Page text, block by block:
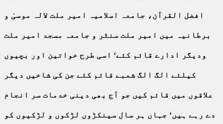
افضل القرآن، جامعہ اسلامیہ امیر ملت لالہ موسیٰ و
برطانیہ میں امیر ملت سنٹر و جامعہ مسجد امیر ملت
ودیگر ادارے قائم کئے‘ اسی طرح خواتین اور بچیوں
کیلئے الگ الگ شعبے قائم کئے جن کی شاخیں دیگر
علاقوں میں قائم کیں جو آج بھی دینی خدمات سر انجام
دے رہے ہیں‘ جہاں ہر سال سینکڑوں لڑکوں و لڑکیوں کو